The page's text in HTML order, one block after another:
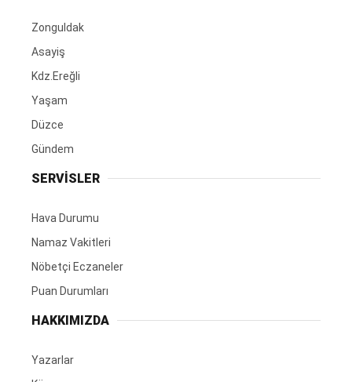
Zonguldak
Asayiş
Kdz.Ereğli
Yaşam
Düzce
Gündem
SERVİSLER
Hava Durumu
Namaz Vakitleri
Nöbetçi Eczaneler
Puan Durumları
HAKKIMIZDA
Yazarlar